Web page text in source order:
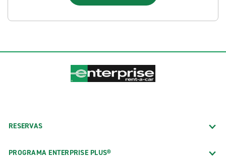
RESERVAS
PROGRAMA ENTERPRISE PLUS®